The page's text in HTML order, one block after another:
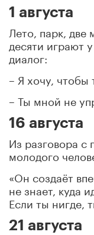
1 августа
Лето, парк, две
десяти играют
диалог:
– Я хочу, чтобы
– Ты мной не
16 августа
Из разговора с
молодого
«Он создаёт
не знает, куда
Если ты нигде,
21 августа